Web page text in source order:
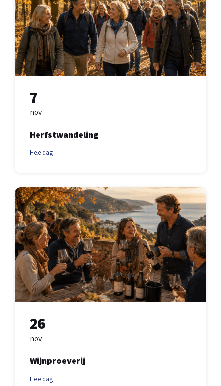
7
nov
Herfstwandeling
Hele dag
26
nov
Wijnproeverij
Hele dag